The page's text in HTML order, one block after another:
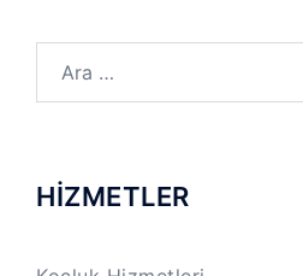
HİZMETLER